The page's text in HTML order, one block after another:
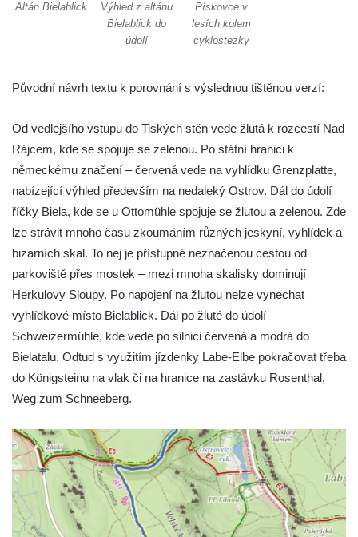
Altán Bielablick
Výhled z altánu
Bielablick do
údolí
Pískovce v
lesích kolem
cyklostezky
Původní návrh textu k porovnání s výslednou tištěnou verzí:
Od vedlejšího vstupu do Tiských stěn vede žlutá k rozcestí Nad
Rájcem, kde se spojuje se zelenou. Po státní hranici k
německému značení – červená vede na vyhlídku Grenzplatte,
nabízející výhled především na nedaleký Ostrov. Dál do údolí
říčky Biela, kde se u Ottomühle spojuje se žlutou a zelenou. Zde
lze strávit mnoho času zkoumáním různých jeskyní, vyhlídek a
bizarních skal. To nej je přístupné neznačenou cestou od
parkoviště přes mostek – mezi mnoha skalisky dominují
Herkulovy Sloupy. Po napojení na žlutou nelze vynechat
vyhlídkové místo Bielablick. Dál po žluté do údolí
Schweizermühle, kde vede po silnici červená a modrá do
Bielatalu. Odtud s využitím jízdenky Labe-Elbe pokračovat třeba
do Königsteinu na vlak či na hranice na zastávku Rosenthal,
Weg zum Schneeberg.